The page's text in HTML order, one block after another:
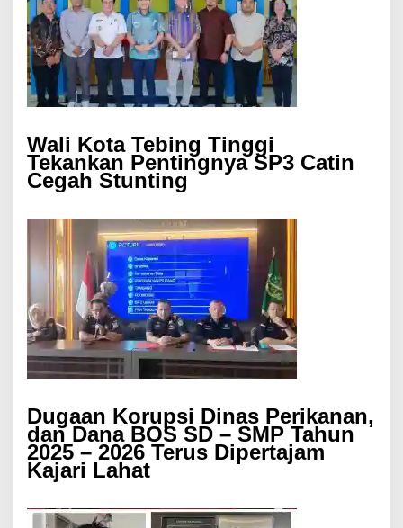
Wali Kota Tebing Tinggi
Tekankan Pentingnya SP3 Catin
Cegah Stunting
Dugaan Korupsi Dinas Perikanan,
dan Dana BOS SD – SMP Tahun
2025 – 2026 Terus Dipertajam
Kajari Lahat